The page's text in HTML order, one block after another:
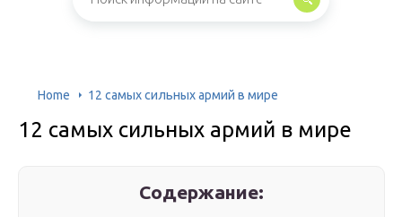
Home 12 самых сильных армий в мире
12 самых сильных армий в мире
Содержание: